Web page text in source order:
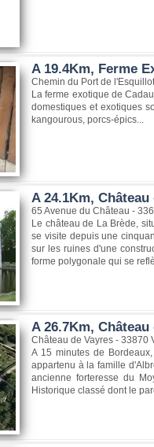
A 19.4Km, Ferme
Chemin du Port de
La ferme exotique de
domestiques et exotiques
kangourous, porcs-épics...
A 24.1Km,
65 Avenue du Château -
Le château de La Brède,
se visite depuis une
sur les ruines d'une
forme polygonale qui se
A 26.7Km,
Château de Vayres - 33870
A 15 minutes de
appartenu à la famille
ancienne forteresse du
Historique classé dont le